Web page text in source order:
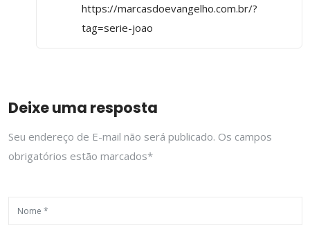
https://marcasdoevangelho.com.br/?
tag=serie-joao
Deixe uma resposta
Seu endereço de E-mail não será publicado. Os campos
obrigatórios estão marcados*